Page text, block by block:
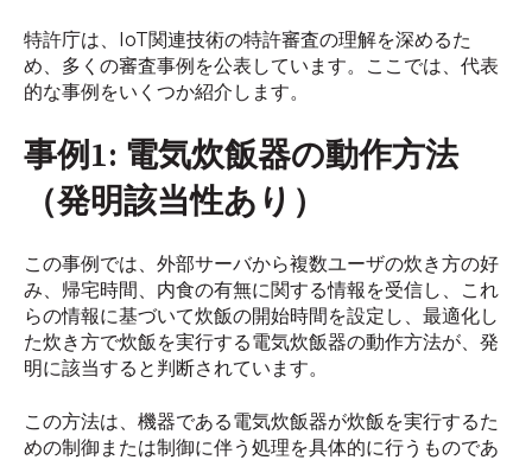
特許庁は、IoT関連技術の特許審査の理解を深めるた
め、多くの審査事例を公表しています。ここでは、代表
的な事例をいくつか紹介します。
事例1: 電気炊飯器の動作方法
（発明該当性あり）
この事例では、外部サーバから複数ユーザの炊き方の好
み、帰宅時間、内食の有無に関する情報を受信し、これ
らの情報に基づいて炊飯の開始時間を設定し、最適化し
た炊き方で炊飯を実行する電気炊飯器の動作方法が、発
明に該当すると判断されています。
この方法は、機器である電気炊飯器が炊飯を実行するた
めの制御または制御に伴う処理を具体的に行うものであ